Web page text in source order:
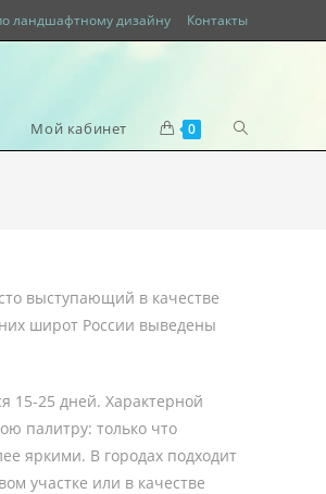
ландшафтному дизайну Контакты
Мой кабинет 0
выступающий в качестве
широт России выведены
15-25 дней. Характерной
палитру: только что
яркими. В городах подходит
участке или в качестве